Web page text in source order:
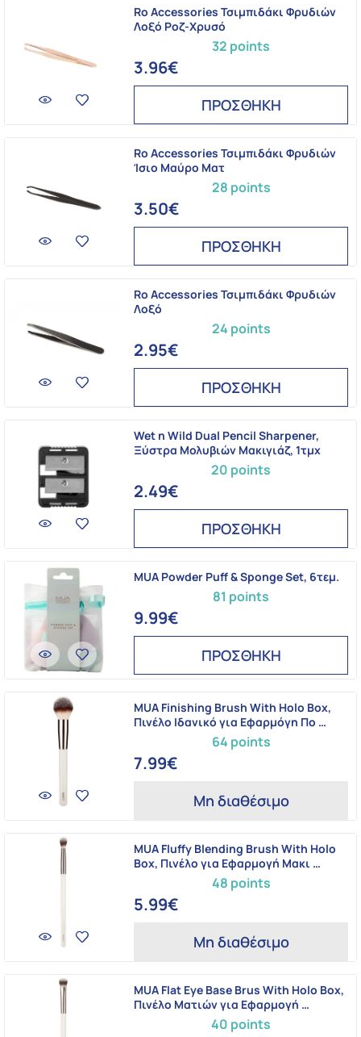
32 points
Ro Accessories Τσιμπιδάκι Φρυδιών
Λοξό Ροζ-Χρυσό
3.96€
ΠΡΟΣΘΗΚΗ
28 points
Ro Accessories Τσιμπιδάκι Φρυδιών
Ίσιο Μαύρο Ματ
3.50€
ΠΡΟΣΘΗΚΗ
24 points
Ro Accessories Τσιμπιδάκι Φρυδιών
Λοξό
2.95€
ΠΡΟΣΘΗΚΗ
20 points
Wet n Wild Dual Pencil Sharpener,
Ξύστρα Μολυβιών Μακιγιάζ, 1τμχ
2.49€
ΠΡΟΣΘΗΚΗ
81 points
MUA Powder Puff & Sponge Set, 6τεμ.
9.99€
ΠΡΟΣΘΗΚΗ
64 points
MUA Finishing Brush With Holo Box,
Πινέλο Ιδανικό για Εφαρμόγη Πο …
7.99€
Μη διαθέσιμο
48 points
MUA Fluffy Blending Brush With Holo
Box, Πινέλο για Εφαρμογή Μακι …
5.99€
Μη διαθέσιμο
40 points
MUA Flat Eye Base Brus With Holo Box,
Πινέλο Ματιών για Εφαρμογή …